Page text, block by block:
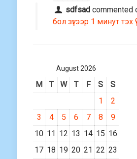
sdfsad commented
бол зүгээр 1 минут тэх
August 2026
M T W T F S
S
1
2
3
4 5 6 7 8
9
10 11 12 13 14 15 16
17 18 19 20 21 22 23